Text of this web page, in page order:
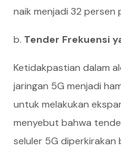
naik menjadi 32 persen
b. Tender Frekuensi
Ketidakpastian dalam
jaringan 5G menjadi
untuk melakukan
menyebut bahwa
seluler 5G diperkirakan